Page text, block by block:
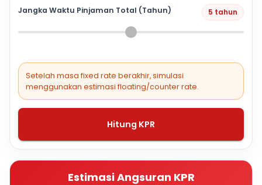
Jangka Waktu Pinjaman Total (Tahun) 5 tahun
Setelah masa fixed rate berakhir, simulasi
menggunakan estimasi floating/counter rate.
Hitung KPR
Estimasi Angsuran KPR